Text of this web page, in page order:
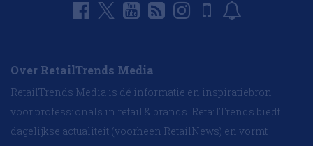
Over RetailTrends Media
RetailTrends Media is dé informatie en inspiratiebron
voor professionals in retail & brands. RetailTrends biedt
dagelijkse actualiteit (voorheen RetailNews) en vormt